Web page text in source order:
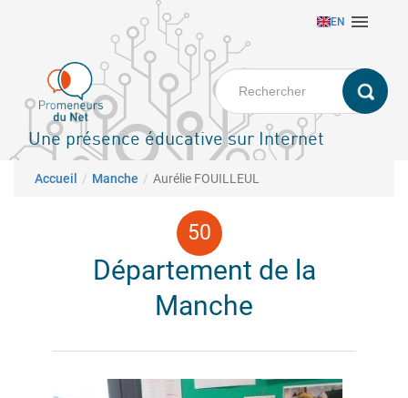
principal
EN 
Une présence éducative sur Internet
Fil d'Ariane
Accueil Manche Aurélie FOUILLEUL
Département de la
Manche